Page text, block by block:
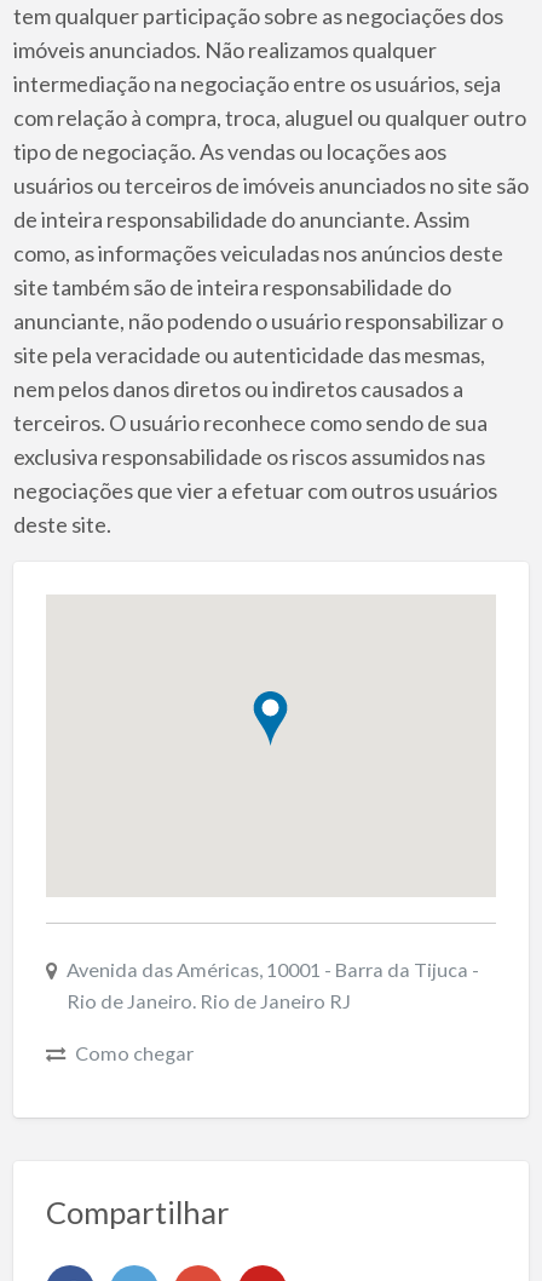
tem qualquer participação sobre as negociações dos
imóveis anunciados. Não realizamos qualquer
intermediação na negociação entre os usuários, seja
com relação à compra, troca, aluguel ou qualquer outro
tipo de negociação. As vendas ou locações aos
usuários ou terceiros de imóveis anunciados no site são
de inteira responsabilidade do anunciante. Assim
como, as informações veiculadas nos anúncios deste
site também são de inteira responsabilidade do
anunciante, não podendo o usuário responsabilizar o
site pela veracidade ou autenticidade das mesmas,
nem pelos danos diretos ou indiretos causados a
terceiros. O usuário reconhece como sendo de sua
exclusiva responsabilidade os riscos assumidos nas
negociações que vier a efetuar com outros usuários
deste site.
Avenida das Américas, 10001 - Barra da Tijuca -
Rio de Janeiro. Rio de Janeiro RJ
Como chegar
Compartilhar